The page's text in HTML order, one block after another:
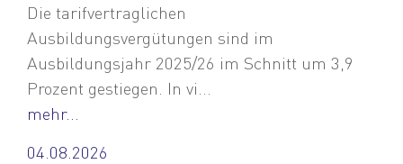
Die tarifvertraglichen
Ausbildungsvergütungen sind im
Ausbildungsjahr 2025/26 im Schnitt um 3,9
Prozent gestiegen. In vi...
mehr...
04.08.2026